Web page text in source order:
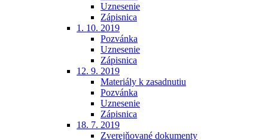
Uznesenie
Zápisnica
1. 10. 2019
Pozvánka
Uznesenie
Zápisnica
12. 9. 2019
Materiály k zasadnutiu
Pozvánka
Uznesenie
Zápisnica
18. 7. 2019
Zverejňované dokumenty